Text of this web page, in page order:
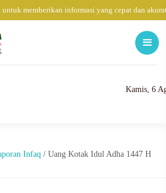
memberikan informasi yang cepat dan
Kamis, 6
Infaq / Uang Kotak Idul Adha 1447 H